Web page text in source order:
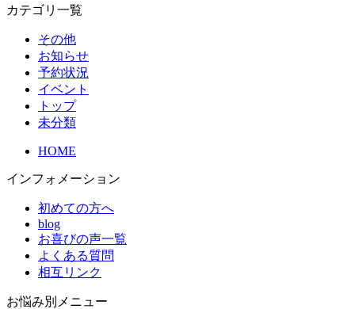
カテゴリ一覧
その他
お知らせ
予約状況
イベント
トップ
未分類
HOME
インフォメーション
初めての方へ
blog
お喜びの声一覧
よくある質問
相互リンク
お悩み別メニュー